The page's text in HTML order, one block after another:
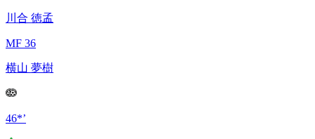
川合 徳孟
MF 36
横山 夢樹
46*’